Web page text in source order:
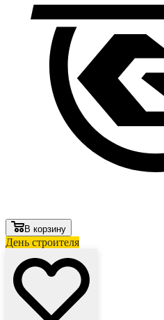
В корзину
День строителя